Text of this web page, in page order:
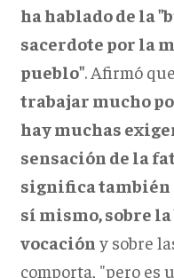
ha hablado de la
sacerdote por la
pueblo". Afirmó que
trabajar mucho
hay muchas
sensación de la
significa también
sí mismo, sobre
vocación y sobre
comporta, "pero es